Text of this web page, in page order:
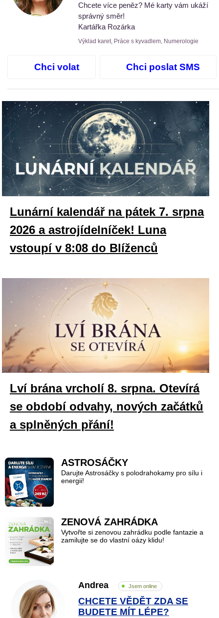
Chcete více peněz? Mé karty vám ukáží
správný směr!
Kartářka Rozárka
Výklad karet, Práce s kyvadlem, Numerologie
Chci volat Chci poslat SMS
Lunární kalendář na pátek 7. srpna
2026 a astrojídelníček! Luna
vstoupí v 8:08 do Blíženců
Lví brána vrcholí 8. srpna. Otevírá
se období odvahy, nových začátků
a splněných přání!
ASTROSÁČKY
Darujte Astrosáčky s polodrahokamy pro sílu i
energii!
ZENOVÁ ZAHRÁDKA
Vytvořte si zenovou zahrádku podle fantazie a
zamilujte se do vlastní oázy klidu!
Andrea Jsem online
CHCETE VĚDĚT ZDA SE
BUDETE MÍT LÉPE?